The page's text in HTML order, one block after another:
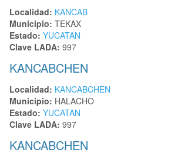
Localidad: KANCAB
Municipio: TEKAX
Estado: YUCATAN
Clave LADA: 997
KANCABCHEN
Localidad: KANCABCHEN
Municipio: HALACHO
Estado: YUCATAN
Clave LADA: 997
KANCABCHEN